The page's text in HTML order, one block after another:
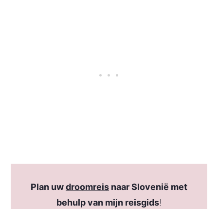
Plan uwdroomreis naar Slovenië met
behulp van mijn reisgids!